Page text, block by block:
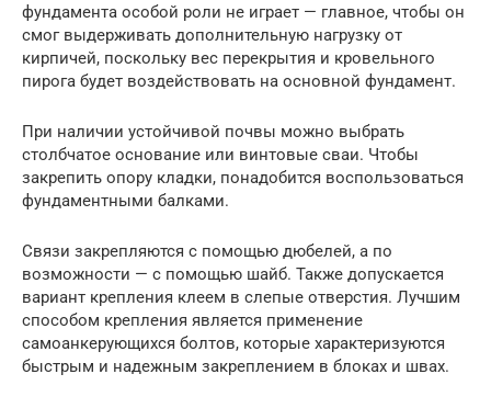
фундамента особой роли не играет — главное, чтобы он
смог выдерживать дополнительную нагрузку от
кирпичей, поскольку вес перекрытия и кровельного
пирога будет воздействовать на основной фундамент.
При наличии устойчивой почвы можно выбрать
столбчатое основание или винтовые сваи. Чтобы
закрепить опору кладки, понадобится воспользоваться
фундаментными балками.
Связи закрепляются с помощью дюбелей, а по
возможности — с помощью шайб. Также допускается
вариант крепления клеем в слепые отверстия. Лучшим
способом крепления является применение
самоанкерующихся болтов, которые характеризуются
быстрым и надежным закреплением в блоках и швах.